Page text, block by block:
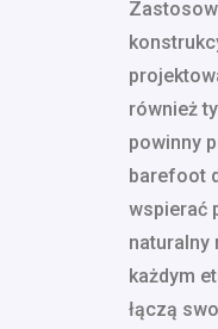
również
powinny
barefoot
wspierać
naturalny
każdym
łączą